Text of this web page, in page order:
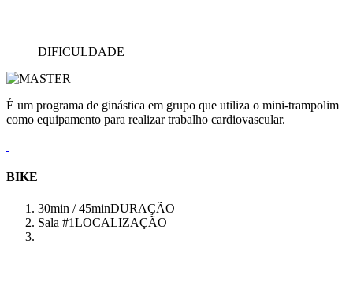
DIFICULDADE
É um programa de ginástica em grupo que utiliza o mini-trampolim
como equipamento para realizar trabalho cardiovascular.
BIKE
30min / 45minDURAÇÃO
Sala #1LOCALIZAÇÃO